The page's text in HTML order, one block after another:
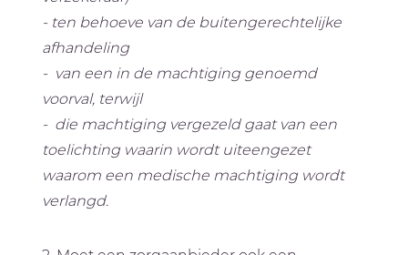
- ten behoeve van de buitengerechtelijke
afhandeling
- van een in de machtiging genoemd
voorval, terwijl
- die machtiging vergezeld gaat van een
toelichting waarin wordt uiteengezet
waarom een medische machtiging wordt
verlangd.